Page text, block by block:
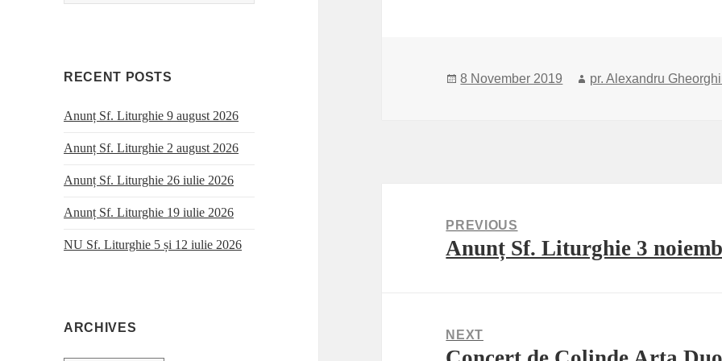
for:
RECENT POSTS
Anunț Sf. Liturghie 9 august 2026
Anunț Sf. Liturghie 2 august 2026
Anunț Sf. Liturghie 26 iulie 2026
Anunț Sf. Liturghie 19 iulie 2026
NU Sf. Liturghie 5 și 12 iulie 2026
ARCHIVES
Posted
8 November 2019 Author
pr. Alexandru
navigationPREVIOUS
Previous
Anunț Sf. Liturghie 3
NEXT
Next